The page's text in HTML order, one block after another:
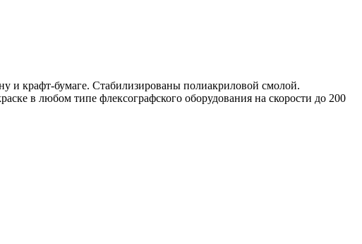
и крафт-бумаге. Стабилизированы полиакриловой смолой.
в любом типе флексографского оборудования на скорости до 200